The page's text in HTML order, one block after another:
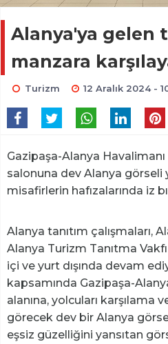
Alanya'ya gelen
manzara
Turizm 12 Aralık 2024 -
Gazipaşa-Alanya
salonuna dev Alanya görseli
misafirlerin hafızalarında iz
Alanya tanıtım çalışmaları,
Alanya Turizm Tanıtma
içi ve yurt dışında devam
kapsamında Gazipaşa-
alanına, yolcuları karşılama
görecek dev bir Alanya
eşsiz güzelliğini yansıtan